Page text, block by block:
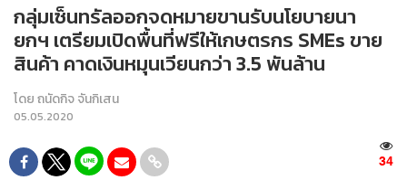
กลุ่มเซ็นทรัลออกจดหมายขานรับนโยบายนา
ยกฯ เตรียมเปิดพื้นที่ฟรีให้เกษตรกร SMEs ขาย
สินค้า คาดเงินหมุนเวียนกว่า 3.5 พันล้าน
โดยถนัดกิจ จันกิเสน
05.05.2020
34